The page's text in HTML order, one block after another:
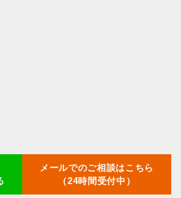
メールでのご相談はこちら
（24時間受付中）